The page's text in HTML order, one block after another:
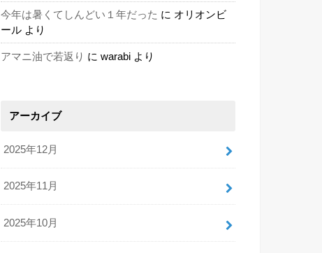
今年は暑くてしんどい１年だった に オリオンビ
ール より
アマニ油で若返り に warabi より
アーカイブ
2025年12月
2025年11月
2025年10月